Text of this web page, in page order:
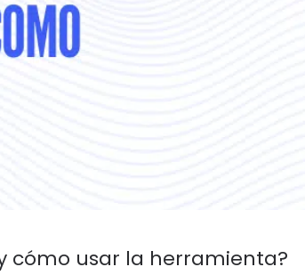
cómo usar la herramienta?